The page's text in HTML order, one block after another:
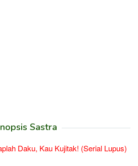
Sastra
Daku, Kau Kujitak! (Serial Lupus)